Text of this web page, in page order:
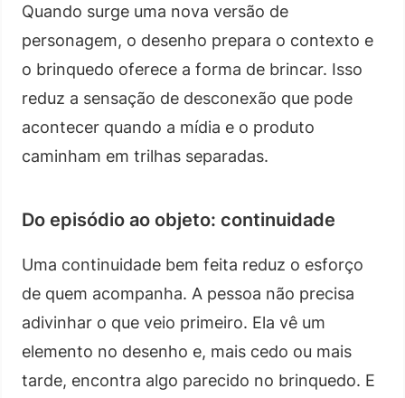
Quando surge uma nova versão de
personagem, o desenho prepara o contexto e
o brinquedo oferece a forma de brincar. Isso
reduz a sensação de desconexão que pode
acontecer quando a mídia e o produto
caminham em trilhas separadas.
Do episódio ao objeto: continuidade
Uma continuidade bem feita reduz o esforço
de quem acompanha. A pessoa não precisa
adivinhar o que veio primeiro. Ela vê um
elemento no desenho e, mais cedo ou mais
tarde, encontra algo parecido no brinquedo. E